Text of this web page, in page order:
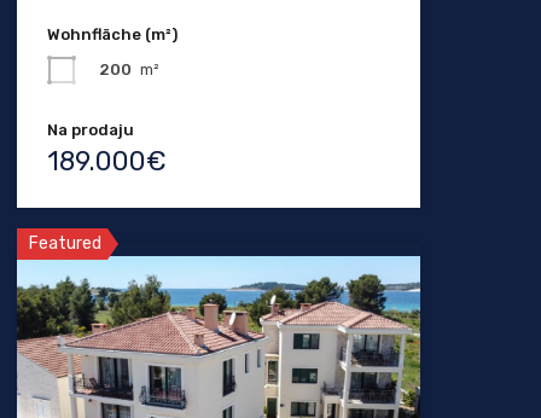
Wohnfläche (m²)
200 m²
Na prodaju
189.000€
Featured